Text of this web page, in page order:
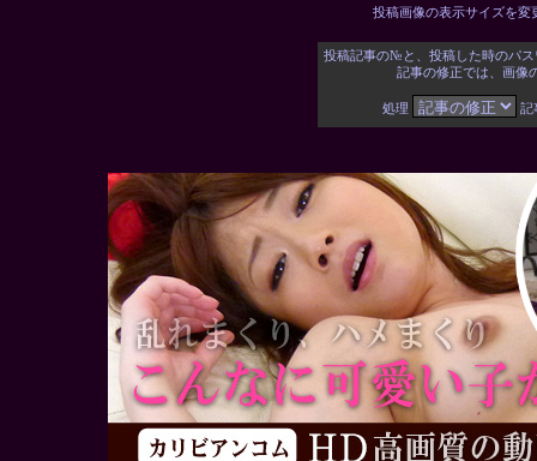
投稿画像の表示サイズを変
投稿記事の№と、投稿した時のパ
記事の修正では、画像
処理 記